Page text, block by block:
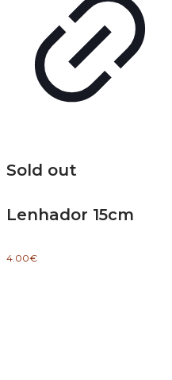
Sold out
Lenhador 15cm
4.00€